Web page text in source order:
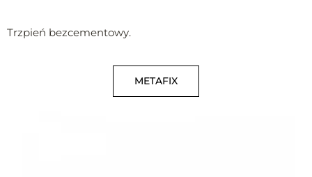
Trzpień bezcementowy.
METAFIX